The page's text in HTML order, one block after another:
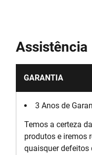
Assistência
GARANTIA
3 Anos de
Temos a certeza
produtos e iremos
quaisquer defeitos